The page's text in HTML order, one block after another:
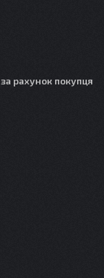
за рахунок покупця